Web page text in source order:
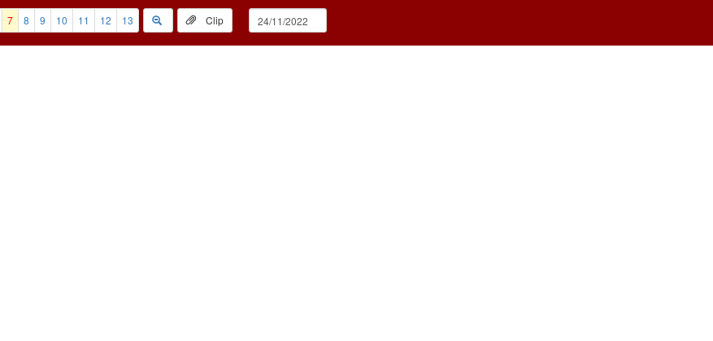
7 8 9 10 11 12 13 Clip